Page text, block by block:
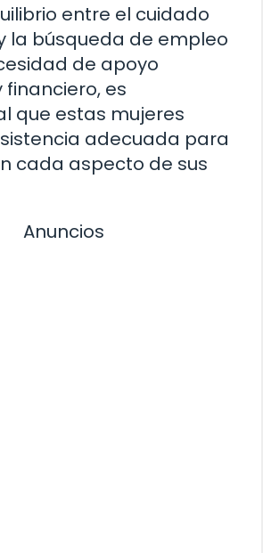
entre el cuidado
la búsqueda de empleo
de apoyo
es
que estas mujeres
adecuada para
cada aspecto de sus
Anuncios